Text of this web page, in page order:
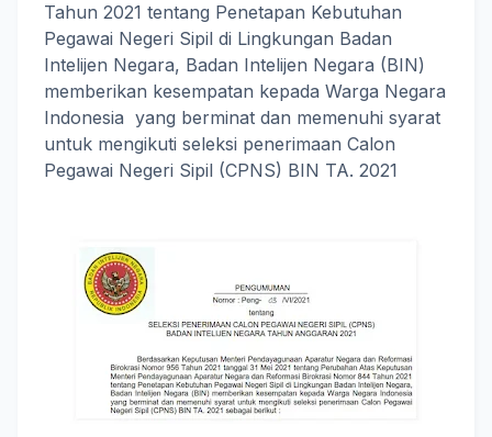
Tahun 2021 tentang Penetapan Kebutuhan
Pegawai Negeri Sipil di Lingkungan Badan
Intelijen Negara, Badan Intelijen Negara (BIN)
memberikan kesempatan kepada Warga Negara
Indonesia yang berminat dan memenuhi syarat
untuk mengikuti seleksi penerimaan Calon
Pegawai Negeri Sipil (CPNS) BIN TA. 2021